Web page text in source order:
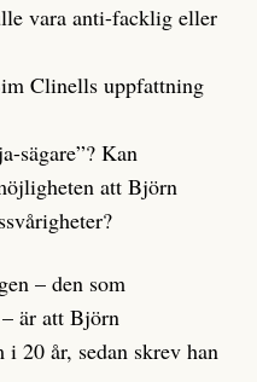
vara anti-facklig eller
Clinells uppfattning
sägare”? Kan
att Björn
– den som
är att Björn
20 år, sedan skrev han